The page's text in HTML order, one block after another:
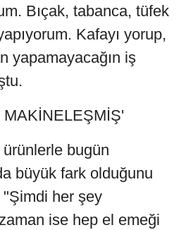
Bıçak, tabanca, tüfek
Kafayı yorup,
yapamayacağın iş
bugün
büyük fark olduğunu
her şey
ise hep el emeği